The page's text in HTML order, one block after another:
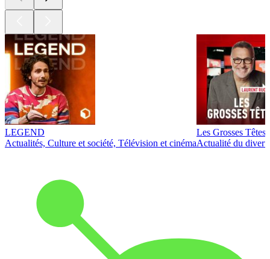
LEGEND
Actualités, Culture et société, Télévision et cinéma
Les Grosses Têtes
Actualité du